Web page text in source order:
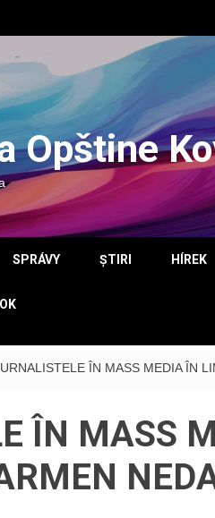
Opštine
SPRÁVY ȘTIRI HÍREK
ÎN MASS MEDIA ÎN
ÎN MASS